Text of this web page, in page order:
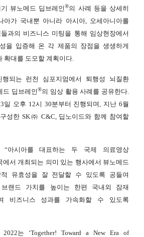
뷰노메드 딥브레인®의 사례 등을 상세히
아가 국내뿐 아니라 아시아, 오세아니아를
과의 비즈니스 미팅을 통해 임상현장에서
을 입증해 온 각 제품의 장점을 생생하게
확대를 도모할 계획이다.
되는 런천 심포지엄에서 퇴행성 뇌질환
드 딥브레인®의 임상 활용 사례를 공유한다.
일 오후 12시 30분부터 진행되며, 지난 6월
성한 SK㈜ C&C, 딥노이드와 함께 참여할
아시아를 대표하는 두 국제 의료영상
에서 개최되는 의미 있는 행사에서 뷰노메드
유효성을 잘 전달할 수 있도록 공들여
브랜드 가치를 높이는 한편 국내외 잠재
비즈니스 성과를 가속화할 수 있도록
는 ‘Together! Toward a New Era of